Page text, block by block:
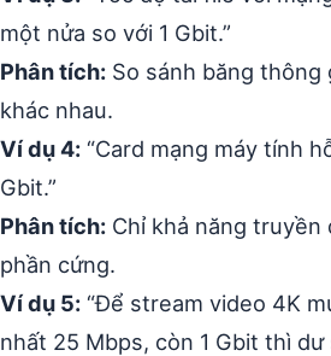
một nửa so với 1 Gbit.”
Phân tích: So sánh băng thông
khác nhau.
Ví dụ 4: “Card mạng máy tính
Gbit.”
Phân tích: Chỉ khả năng truyền
phần cứng.
Ví dụ 5: “Để stream video 4K
nhất 25 Mbps, còn 1 Gbit thì dư